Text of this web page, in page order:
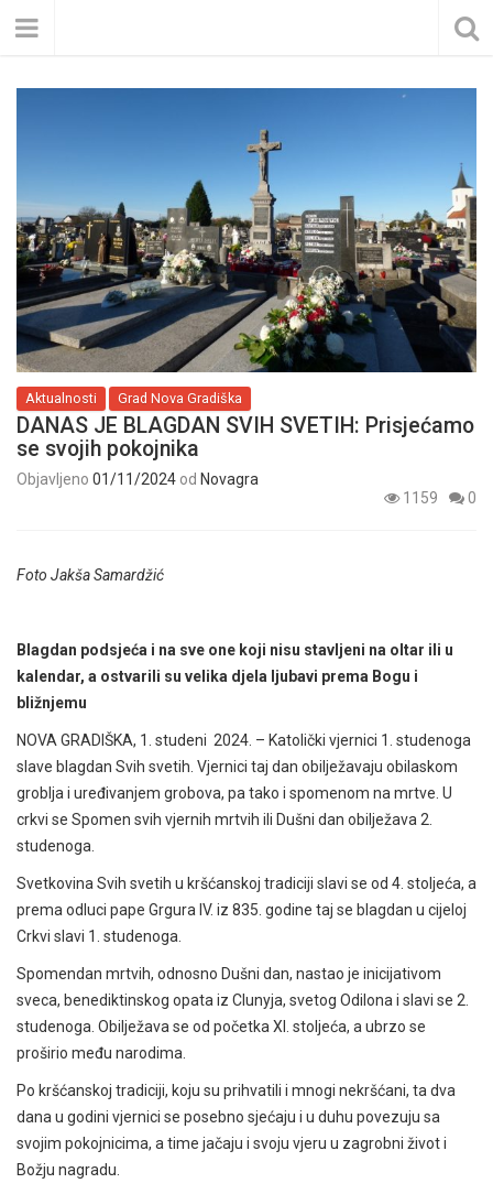
Aktualnosti Grad Nova Gradiška
DANAS JE BLAGDAN SVIH SVETIH: Prisjećamo
se svojih pokojnika
Objavljeno 01/11/2024 od Novagra
1159
0
Foto Jakša Samardžić
Blagdan podsjeća i na sve one koji nisu stavljeni na oltar ili u
kalendar, a ostvarili su velika djela ljubavi prema Bogu i
bližnjemu
NOVA GRADIŠKA, 1. studeni 2024. – Katolički vjernici 1. studenoga
slave blagdan Svih svetih. Vjernici taj dan obilježavaju obilaskom
groblja i uređivanjem grobova, pa tako i spomenom na mrtve. U
crkvi se Spomen svih vjernih mrtvih ili Dušni dan obilježava 2.
studenoga.
Svetkovina Svih svetih u kršćanskoj tradiciji slavi se od 4. stoljeća, a
prema odluci pape Grgura IV. iz 835. godine taj se blagdan u cijeloj
Crkvi slavi 1. studenoga.
Spomendan mrtvih, odnosno Dušni dan, nastao je inicijativom
sveca, benediktinskog opata iz Clunyja, svetog Odilona i slavi se 2.
studenoga. Obilježava se od početka XI. stoljeća, a ubrzo se
proširio među narodima.
Po kršćanskoj tradiciji, koju su prihvatili i mnogi nekršćani, ta dva
dana u godini vjernici se posebno sjećaju i u duhu povezuju sa
svojim pokojnicima, a time jačaju i svoju vjeru u zagrobni život i
Božju nagradu.